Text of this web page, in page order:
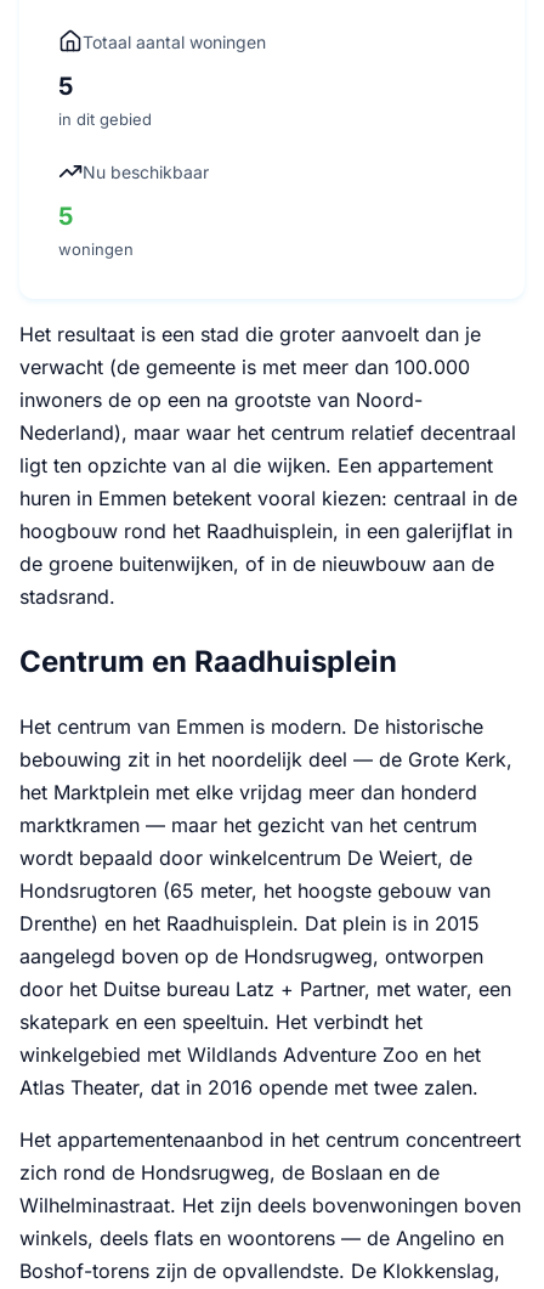
Totaal aantal woningen
5
in dit gebied
Nu beschikbaar
5
woningen
Het resultaat is een stad die groter aanvoelt dan je
verwacht (de gemeente is met meer dan 100.000
inwoners de op een na grootste van Noord-
Nederland), maar waar het centrum relatief decentraal
ligt ten opzichte van al die wijken. Een appartement
huren in Emmen betekent vooral kiezen: centraal in de
hoogbouw rond het Raadhuisplein, in een galerijflat in
de groene buitenwijken, of in de nieuwbouw aan de
stadsrand.
Centrum en Raadhuisplein
Het centrum van Emmen is modern. De historische
bebouwing zit in het noordelijk deel — de Grote Kerk,
het Marktplein met elke vrijdag meer dan honderd
marktkramen — maar het gezicht van het centrum
wordt bepaald door winkelcentrum De Weiert, de
Hondsrugtoren (65 meter, het hoogste gebouw van
Drenthe) en het Raadhuisplein. Dat plein is in 2015
aangelegd boven op de Hondsrugweg, ontworpen
door het Duitse bureau Latz + Partner, met water, een
skatepark en een speeltuin. Het verbindt het
winkelgebied met Wildlands Adventure Zoo en het
Atlas Theater, dat in 2016 opende met twee zalen.
Het appartementenaanbod in het centrum concentreert
zich rond de Hondsrugweg, de Boslaan en de
Wilhelminastraat. Het zijn deels bovenwoningen boven
winkels, deels flats en woontorens — de Angelino en
Boshof-torens zijn de opvallendste. De Klokkenslag,